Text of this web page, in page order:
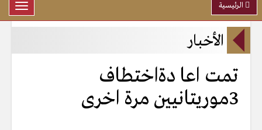
الرئيسية
الأخبار
تمت اعا دةاختطاف
3موريتانيين مرة اخرى